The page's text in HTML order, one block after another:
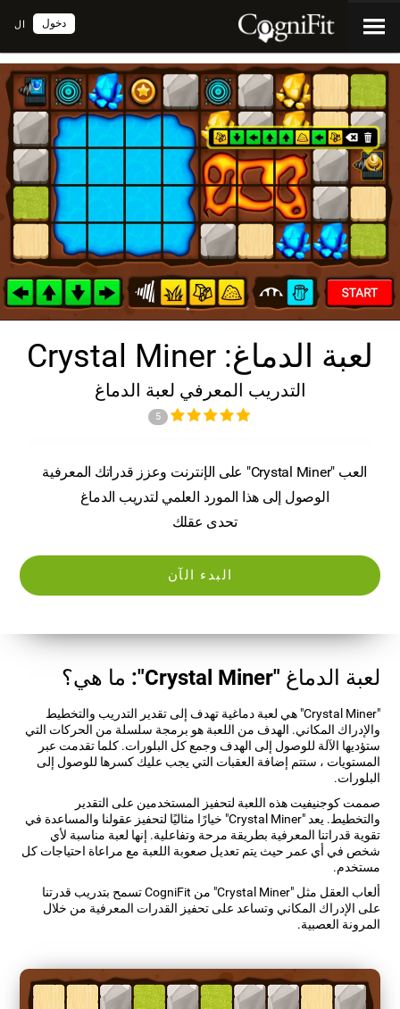
ال دخول
لعبة الدماغ: Crystal Miner
التدريب المعرفي لعبة الدماغ
5
العب "Crystal Miner" على الإنترنت وعزز قدراتك المعرفية
الوصول إلى هذا المورد العلمي لتدريب الدماغ
تحدى عقلك
البدء الآن
لعبة الدماغ "Crystal Miner": ما هي؟
"Crystal Miner" هي لعبة دماغية تهدف إلى تقدير التدريب والتخطيط
والإدراك المكاني. الهدف من اللعبة هو برمجة سلسلة من الحركات التي
ستؤديها الآلة للوصول إلى الهدف وجمع كل البلورات. كلما تقدمت عبر
المستويات ، ستتم إضافة العقبات التي يجب عليك كسرها للوصول إلى
البلورات.
صممت كوجنيفيت هذه اللعبة لتحفيز المستخدمين على التقدير
والتخطيط. يعد "Crystal Miner" خيارًا مثاليًا لتحفيز عقولنا والمساعدة في
تقوية قدراتنا المعرفية بطريقة مرحة وتفاعلية. إنها لعبة مناسبة لأي
شخص في أي عمر حيث يتم تعديل صعوبة اللعبة مع مراعاة احتياجات كل
مستخدم.
ألعاب العقل مثل "Crystal Miner" من CogniFit تسمح بتدريب قدرتنا
على الإدراك المكاني وتساعد على تحفيز القدرات المعرفية من خلال
المرونة العصبية.